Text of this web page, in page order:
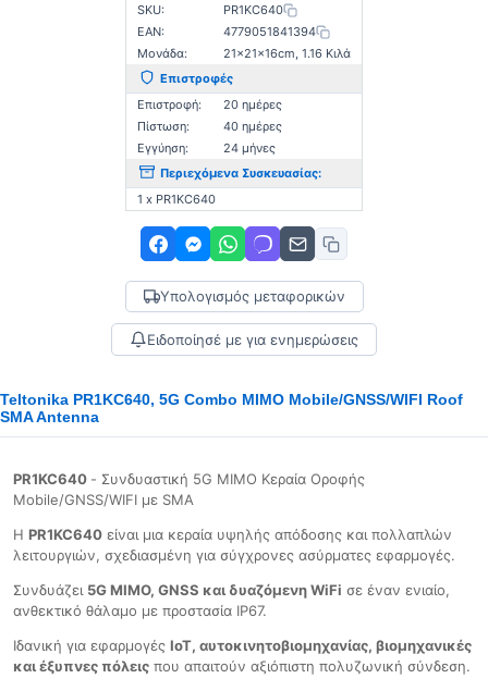
SKU:
PR1KC640
EAN:
4779051841394
Μονάδα:
21×21×16cm, 1.16 Κιλά
Επιστροφές
Επιστροφή:
20 ημέρες
Πίστωση:
40 ημέρες
Εγγύηση:
24 μήνες
Περιεχόμενα Συσκευασίας:
1 x PR1KC640
Υπολογισμός μεταφορικών
Ειδοποίησέ με για ενημερώσεις
Teltonika PR1KC640, 5G Combo MIMO Mobile/GNSS/WIFI Roof
SMA Antenna
PR1KC640 - Συνδυαστική 5G MIMO Κεραία Οροφής
Mobile/GNSS/WIFI με SMA
Η PR1KC640 είναι μια κεραία υψηλής απόδοσης και πολλαπλών
λειτουργιών, σχεδιασμένη για σύγχρονες ασύρματες εφαρμογές.
Συνδυάζει 5G MIMO, GNSS και δυαζόμενη WiFi σε έναν ενιαίο,
ανθεκτικό θάλαμο με προστασία IP67.
Ιδανική για εφαρμογές IoT, αυτοκινητοβιομηχανίας, βιομηχανικές
και έξυπνες πόλεις που απαιτούν αξιόπιστη πολυζωνική σύνδεση.